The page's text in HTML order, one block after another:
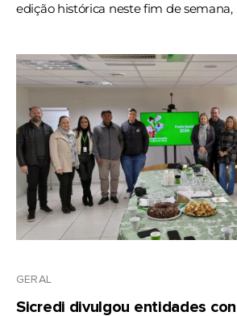
edição histórica neste fim de semana,
GERAL
Sicredi divulgou entidades